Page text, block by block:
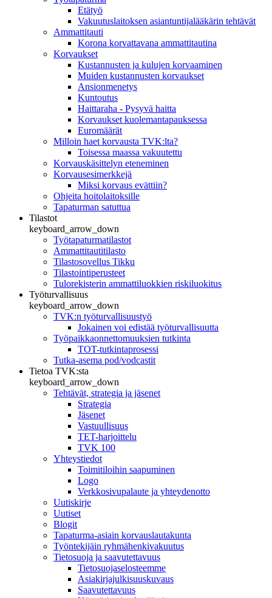
Etätyö
Vakuutuslaitoksen asiantuntijalääkärin tehtävät
Ammattitauti
Korona korvattavana ammattitautina
Korvaukset
Kustannusten ja kulujen korvaaminen
Muiden kustannusten korvaukset
Ansionmenetys
Kuntoutus
Haittaraha - Pysyvä haitta
Korvaukset kuolemantapauksessa
Euromäärät
Milloin haet korvausta TVK:lta?
Toisessa maassa vakuutettu
Korvauskäsittelyn eteneminen
Korvausesimerkkejä
Miksi korvaus evättiin?
Ohjeita hoitolaitoksille
Tapaturman satuttua
Tilastot
keyboard_arrow_down
Työtapaturmatilastot
Ammattitautitilasto
Tilastosovellus Tikku
Tilastointiperusteet
Tulorekisterin ammattiluokkien riskiluokitus
Työturvallisuus
keyboard_arrow_down
TVK:n työturvallisuustyö
Jokainen voi edistää työturvallisuutta
Työpaikkaonnettomuuksien tutkinta
TOT-tutkintaprosessi
Tutka-asema pod/vodcastit
Tietoa TVK:sta
keyboard_arrow_down
Tehtävät, strategia ja jäsenet
Strategia
Jäsenet
Vastuullisuus
TET-harjoittelu
TVK 100
Yhteystiedot
Toimitiloihin saapuminen
Logo
Verkkosivupalaute ja yhteydenotto
Uutiskirje
Uutiset
Blogit
Tapaturma-asiain korvauslautakunta
Työntekijäin ryhmähenkivakuutus
Tietosuoja ja saavutettavuus
Tietosuojaselosteemme
Asiakirjajulkisuuskuvaus
Saavutettavuus